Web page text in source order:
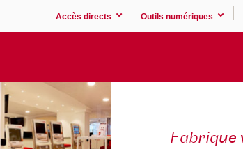
Accès directs Outils numériques
Fabrique